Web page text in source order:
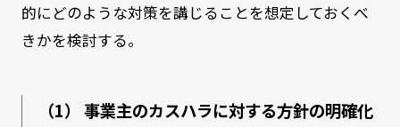
的にどのような対策を講じることを想定しておくべ
きかを検討する。
（1） 事業主のカスハラに対する方針の明確化